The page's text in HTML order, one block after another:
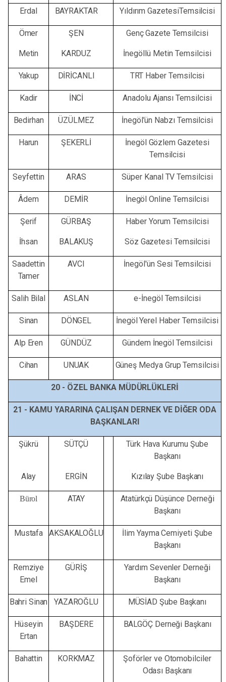
Erdal BAYRAKTAR Yıldırım GazetesiTemsilcisi
Ömer ŞEN Genç Gazete Temsilcisi
Metin KARDUZ İnegöllü Metin Temsilcisi
Yakup DİRİCANLI TRT Haber Temsilcisi
Kadir İNCİ Anadolu Ajansı Temsilcisi
Bedirhan ÜZÜLMEZ İnegöl’ün Nabzı Temsilcisi
Harun ŞEKERLİ İnegöl Gözlem Gazetesi
Temsilcisi
Seyfettin ARAS Süper Kanal TV Temsilcisi
Âdem DEMİR İnegöl Online Temsilcisi
Şerif GÜRBAŞ Haber Yorum Temsilcisi
İhsan BALAKUŞ Söz Gazetesi Temsilcisi
Saadettin
Tamer
AVCI İnegöl'ün Sesi Temsilcisi
Salih Bilal ASLAN e-İnegöl Temsilcisi
Sinan DÖNGEL İnegöl Yerel HaberTemsilcisi
Alp Eren GÜNDÜZ Gündem İnegölTemsilcisi
Cihan UNUAK Güneş Medya GrupTemsilcisi
20 - ÖZELBANKA MÜDÜRLÜKLERİ
21 - KAMU YARARINA ÇALIŞAN DERNEKVE DİĞER ODA
BAŞKANLARI
Şükrü SÜTÇÜ Türk Hava Kurumu Şube
Başkanı
Alay ERGİN Kızılay Şube Başkanı
Bürol ATAY Atatürkçü Düşünce Derneği
Başkanı
Mustafa AKSAKALOĞLU İlim Yayma CemiyetiŞube
Başkanı
Remziye
Emel
GÜRİŞ Yardım Sevenler Derneği
Başkanı
Bahri Sinan YAZAROĞLU MÜSİAD Şube Başkanı
Hüseyin
Ertan
BAŞDERE BALGÖÇ Derneği Başkanı
Bahattin KORKMAZ Şoförler ve Otomobilciler
Odası Başkanı